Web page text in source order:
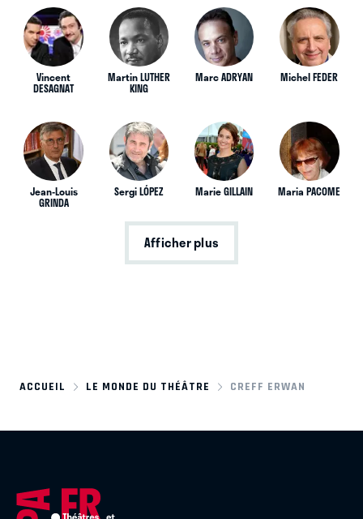
Vincent
DESAGNAT
Martin LUTHER
KING
Marc ADRYAN Michel FEDER
Jean-Louis
GRINDA
Sergi LÓPEZ Marie GILLAIN Maria PACOME
Afficher plus
ACCUEIL LE MONDE DU THÉÂTRE CREFF ERWAN